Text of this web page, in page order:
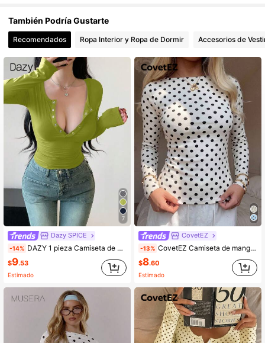
4.78
También Podría Gustarte
Recomendados Ropa Interior y Ropa de Dormir Accesorios de
7
Dazy SPICE
-14% DAZY 1 pieza Camiseta de manga larga ajustada con cuello redondo y abotonado parcial de unicolor para mujer, ropa de mujer de otoño para salir, blusas de mujer para Pascua
$9.53
Estimado
CovetEZ
-13% CovetEZ Camiseta de manga larga casual de verano para mujer con lunares negros sobre blanco, top elegante y sencillo estilo Y2K para citas
$8.60
Estimado